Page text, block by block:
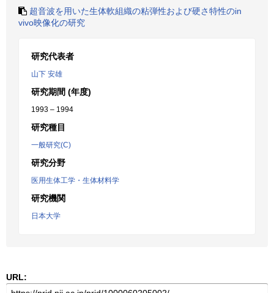
超音波を用いた生体軟組織の粘弾性および硬さ特性のin
vivo映像化の研究
研究代表者
山下 安雄
研究期間 (年度)
1993 – 1994
研究種目
一般研究(C)
研究分野
医用生体工学・生体材料学
研究機関
日本大学
URL: